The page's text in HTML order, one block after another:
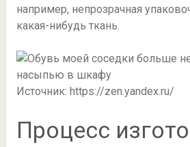
например, непрозрачная
какая-нибудь ткань.
Источник: https://zen.yandex.ru/
Процесс